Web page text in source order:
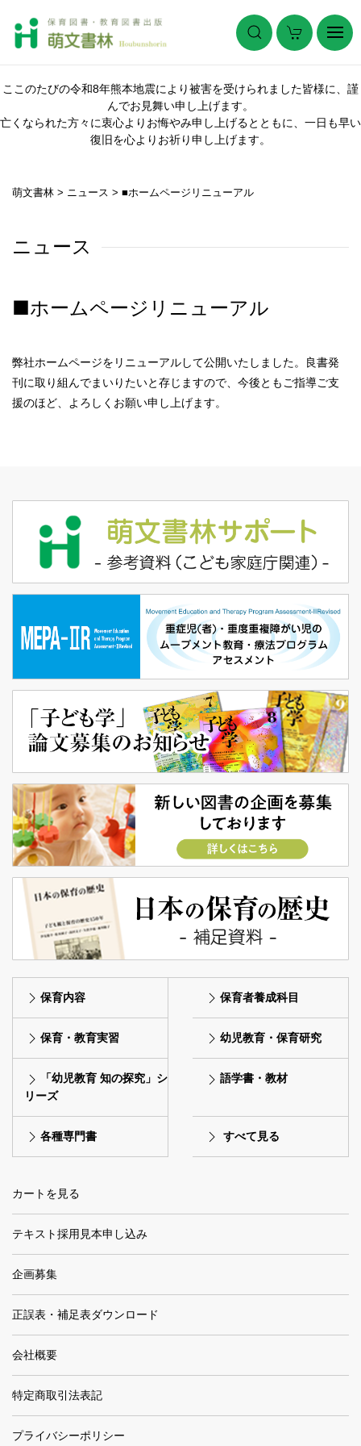
ここのたびの令和8年熊本地震により被害を受けられました皆様に、謹
んでお見舞い申し上げます。
亡くなられた方々に衷心よりお悔やみ申し上げるとともに、一日も早い
復旧を心よりお祈り申し上げます。
萌文書林 > ニュース > ■ホームページリニューアル
ニュース
■ホームページリニューアル
弊社ホームページをリニューアルして公開いたしました。良書発
刊に取り組んでまいりたいと存じますので、今後ともご指導ご支
援のほど、よろしくお願い申し上げます。
保育内容 保育者養成科目
保育・教育実習 幼児教育・保育研究
「幼児教育 知の探究」シ
リーズ
語学書・教材
各種専門書 すべて見る
カートを見る
テキスト採用見本申し込み
企画募集
正誤表・補足表ダウンロード
会社概要
特定商取引法表記
プライバシーポリシー